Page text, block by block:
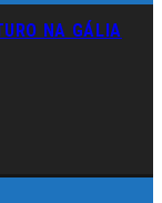
NA GÁLIA